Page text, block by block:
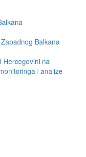
Balkana
Hercegovini na
i analize